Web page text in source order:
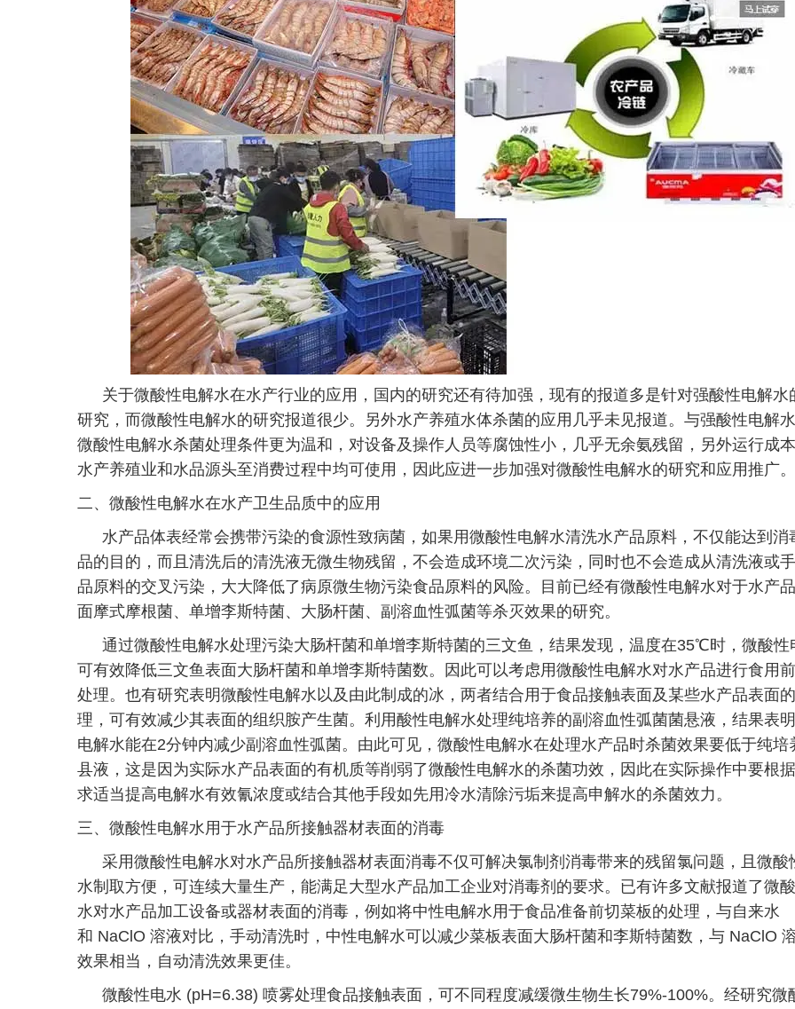
关于微酸性电解水在水产行业的应用，国内的研究还有待加强，现有的报道多是针对强酸性电解水
研究，而微酸性电解水的研究报道很少。另外水产养殖水体杀菌的应用几乎未见报道。与强酸性电解水
微酸性电解水杀菌处理条件更为温和，对设备及操作人员等腐蚀性小，几乎无余氨残留，另外运行成
水产养殖业和水品源头至消费过程中均可使用，因此应进一步加强对微酸性电解水的研究和应用推广。
二、微酸性电解水在水产卫生品质中的应用
水产品体表经常会携带污染的食源性致病菌，如果用微酸性电解水清洗水产品原料，不仅能达到消
品的目的，而且清洗后的清洗液无微生物残留，不会造成环境二次污染，同时也不会造成从清洗液或
品原料的交叉污染，大大降低了病原微生物污染食品原料的风险。目前已经有微酸性电解水对于水产
面摩式摩根菌、单增李斯特菌、大肠杆菌、副溶血性弧菌等杀灭效果的研究。
通过微酸性电解水处理污染大肠杆菌和单增李斯特菌的三文鱼，结果发现，温度在35℃时，微酸性
可有效降低三文鱼表面大肠杆菌和单增李斯特菌数。因此可以考虑用微酸性电解水对水产品进行食用
处理。也有研究表明微酸性电解水以及由此制成的冰，两者结合用于食品接触表面及某些水产品表面
理，可有效减少其表面的组织胺产生菌。利用酸性电解水处理纯培养的副溶血性弧菌菌悬液，结果表
电解水能在2分钟内减少副溶血性弧菌。由此可见，微酸性电解水在处理水产品时杀菌效果要低于纯培
县液，这是因为实际水产品表面的有机质等削弱了微酸性电解水的杀菌功效，因此在实际操作中要根
求适当提高电解水有效氰浓度或结合其他手段如先用冷水清除污垢来提高申解水的杀菌效力。
三、微酸性电解水用于水产品所接触器材表面的消毒
采用微酸性电解水对水产品所接触器材表面消毒不仅可解决氯制剂消毒带来的残留氯问题，且微酸
水制取方便，可连续大量生产，能满足大型水产品加工企业对消毒剂的要求。已有许多文献报道了微
水对水产品加工设备或器材表面的消毒，例如将中性电解水用于食品准备前切菜板的处理，与自来水
和 NaClO 溶液对比，手动清洗时，中性电解水可以减少菜板表面大肠杆菌和李斯特菌数，与 NaClO
效果相当，自动清洗效果更佳。
微酸性电水 (pH=6.38) 喷雾处理食品接触表面，可不同程度减缓微生物生长79%-100%。经研究微